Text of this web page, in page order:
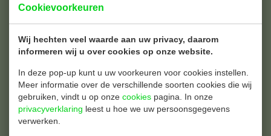
Cookievoorkeuren
Wij hechten veel waarde aan uw privacy, daarom
informeren wij u over cookies op onze website.
In deze pop-up kunt u uw voorkeuren voor cookies instellen.
Meer informatie over de verschillende soorten cookies die wij
gebruiken, vindt u op onze cookies pagina. In onze
privacyverklaring leest u hoe we uw persoonsgegevens
verwerken.
Cateringdozen
Folies
Serveerschalen
Taartdozen
Thermoboxen